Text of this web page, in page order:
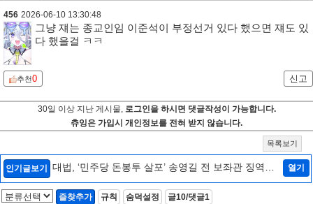
456 2026-06-10 13:30:48
그냥 쟤는 종교인임 이준석이 부정선거 있다 했으면 쟤도 있
다 했을걸 ㅋㅋ
추천0 신고
30일 이상 지난 게시물, 로그인을 하시면 댓글작성이 가능합니다.
츄잉은 가입시 개인정보를 전혀 받지 않습니다.
목록보기
인기글보기 대법, ‘민주당 돈봉투 살포’ 송영길 전 보좌관 징역형
확정 [3]
열기
즐찾추가 규칙 숨덕설정 글10/댓글1